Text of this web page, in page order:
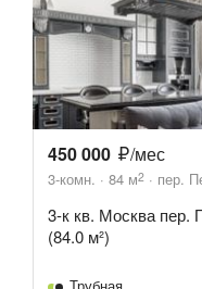
450 000 /мес
3-комн. 84 м2 пер.
3-к кв. Москва пер.
(84.0 м²)